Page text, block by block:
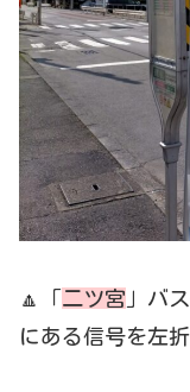
🔼「 二ツ宮 」バ
にある信号を左折